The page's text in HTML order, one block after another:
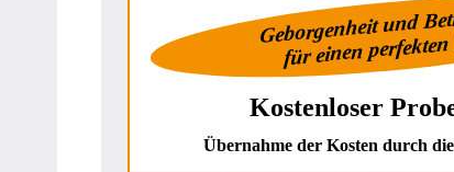
Geborgenheit und
für einen
Kostenloser
Übernahme der Kosten durch die